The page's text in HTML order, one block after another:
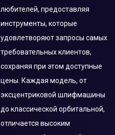
любителей, предоставляя
инструменты, которые
удовлетворяют запросы самых
требовательных клиентов,
сохраняя при этом доступные
цены. Каждая модель, от
эксцентриковой шлифмашины
до классической орбитальной,
отличается высоким